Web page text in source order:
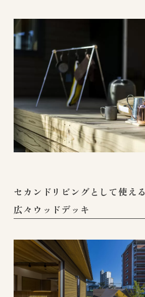
セカンドリビングとして使える
広々ウッドデッキ